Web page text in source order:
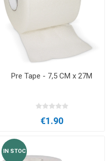
Pre Tape - 7,5 CM x 27M
€1.90
IN STOC